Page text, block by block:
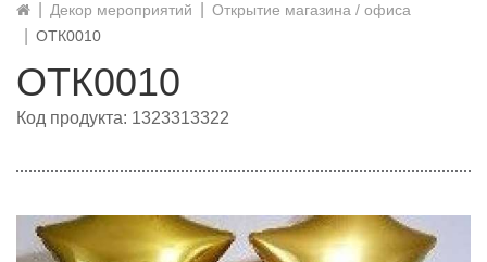
Декор мероприятий
Открытие магазина / офиса
ОТК0010
ОТК0010
Код продукта: 1323313322